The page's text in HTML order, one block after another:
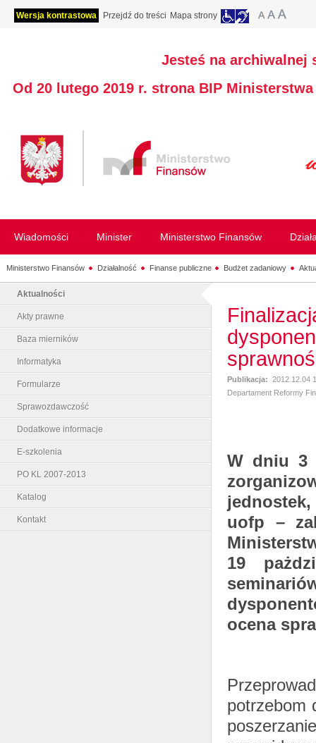
Wersja kontrastowa Przejdź do treści Mapa strony
Jesteś na archiwalnej
Od 20 lutego 2019 r. strona BIP
Wiadomości Minister Ministerstwo Finansów
Ministerstwo Finansów Działalność Finanse publiczne Budżet zadaniowy
Aktualności
Akty prawne
Baza mierników
Informatyka
Formularze
Sprawozdawczość
Dodatkowe informacje
E-szkolenia
PO KL 2007-2013
Katalog
Kontakt
Publikacja: 2012.12.04
Departament Reformy
W dniu 3
jednostek,
uofp –
19
ocena
potrzebom